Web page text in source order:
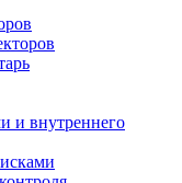
и внутреннего